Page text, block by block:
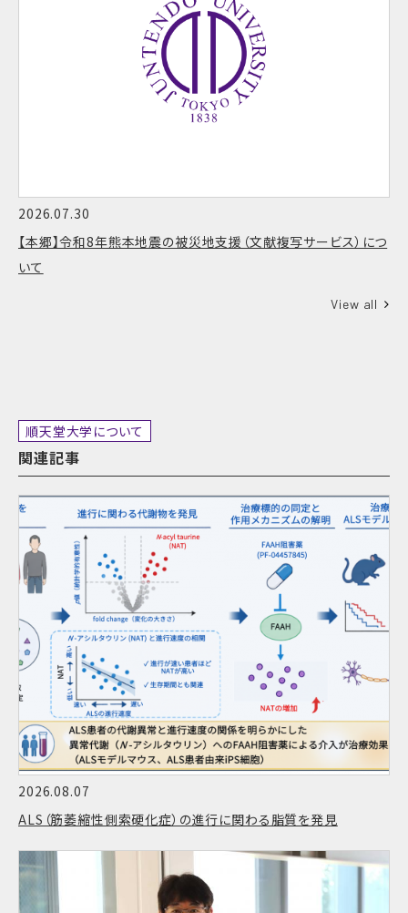
2026.07.30
【本郷】令和8年熊本地震の被災地支援（文献複写サービス）につ
いて
View all
順天堂大学について
関連記事
2026.08.07
ALS（筋萎縮性側索硬化症）の進行に関わる脂質を発見